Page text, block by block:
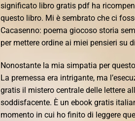
significato libro gratis pdf ha
questo libro. Mi è sembrato che ci
Cacasenno: poema giocoso storia
per mettere ordine ai miei pensieri su
Nonostante la mia simpatia per
La premessa era intrigante, ma
gratis il mistero centrale delle lettere
soddisfacente. È un ebook gratis
momento in cui ho finito di leggere